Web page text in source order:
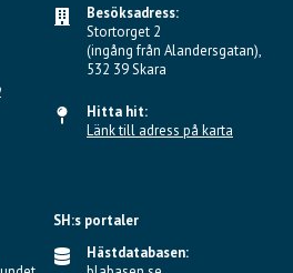
Besöksadress:
Stortorget 2
(ingång från Alandersgatan),
532 39 Skara
Hitta hit:
Länk till adress på karta
SH:s portaler
Hästdatabasen: